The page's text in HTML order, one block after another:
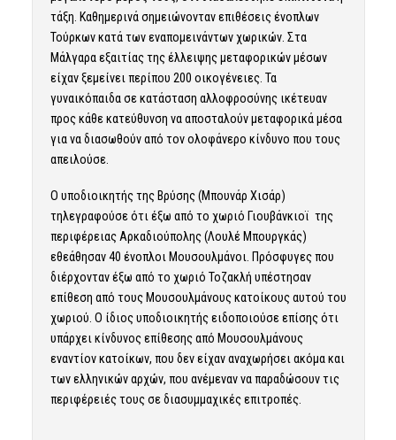
τάξη. Καθημερινά σημειώνονταν επιθέσεις ένοπλων
Τούρκων κατά των εναπομεινάντων χωρικών. Στα
Μάλγαρα εξαιτίας της έλλειψης μεταφορικών μέσων
είχαν ξεμείνει περίπου 200 οικογένειες. Τα
γυναικόπαιδα σε κατάσταση αλλοφροσύνης ικέτευαν
προς κάθε κατεύθυνση να αποσταλούν μεταφορικά μέσα
για να διασωθούν από τον ολοφάνερο κίνδυνο που τους
απειλούσε.
Ο υποδιοικητής της Βρύσης (Μπουνάρ Χισάρ)
τηλεγραφούσε ότι έξω από το χωριό Γιουβάνκιοϊ της
περιφέρειας Αρκαδιούπολης (Λουλέ Μπουργκάς)
εθεάθησαν 40 ένοπλοι Μουσουλμάνοι. Πρόσφυγες που
διέρχονταν έξω από το χωριό Τοζακλή υπέστησαν
επίθεση από τους Μουσουλμάνους κατοίκους αυτού του
χωριού. Ο ίδιος υποδιοικητής ειδοποιούσε επίσης ότι
υπάρχει κίνδυνος επίθεσης από Μουσουλμάνους
εναντίον κατοίκων, που δεν είχαν αναχωρήσει ακόμα και
των ελληνικών αρχών, που ανέμεναν να παραδώσουν τις
περιφέρειές τους σε διασυμμαχικές επιτροπές.